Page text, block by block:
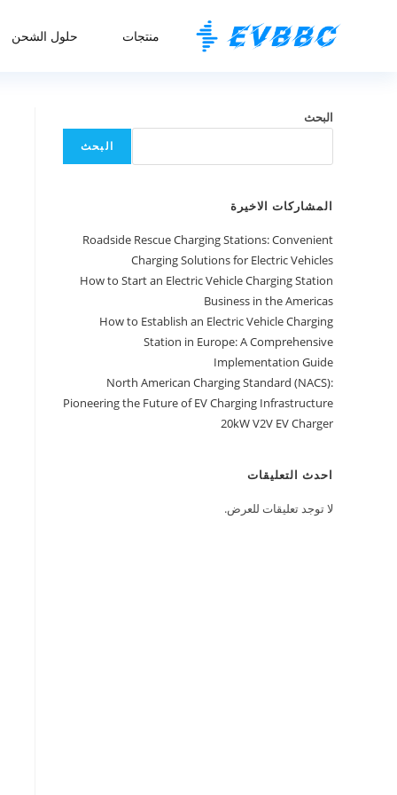
منتجات حلول الشحن
البحث
البحث
المشاركات الاخيرة
Roadside Rescue Charging Stations: Convenient
Charging Solutions for Electric Vehicles
How to Start an Electric Vehicle Charging Station
Business in the Americas
How to Establish an Electric Vehicle Charging
Station in Europe: A Comprehensive
Implementation Guide
North American Charging Standard (NACS):
Pioneering the Future of EV Charging Infrastructure
20kW V2V EV Charger
احدث التعليقات
لا توجد تعليقات للعرض.